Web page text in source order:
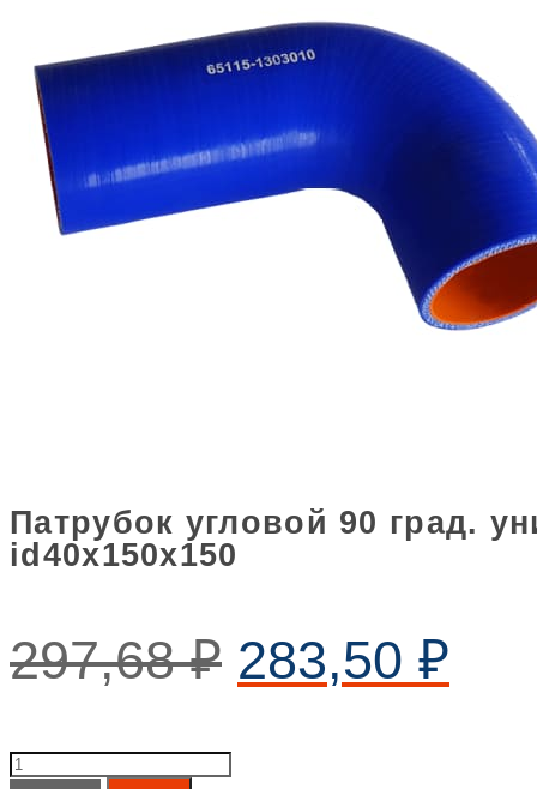
Патрубок угловой 90 град.
id40х150х150
297,68₽ 283,50 ₽
Патрубок